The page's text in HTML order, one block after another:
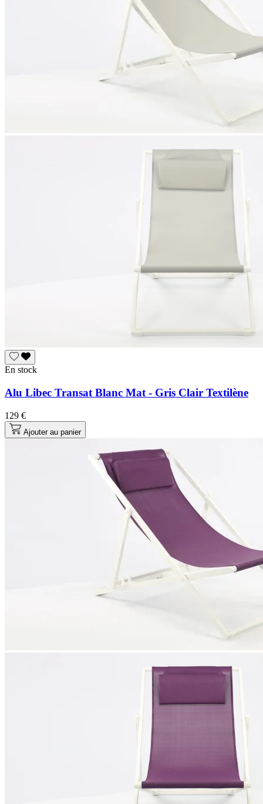
En stock
Alu Libec Transat Blanc Mat - Gris Clair Textilène
129 €
Ajouter au panier